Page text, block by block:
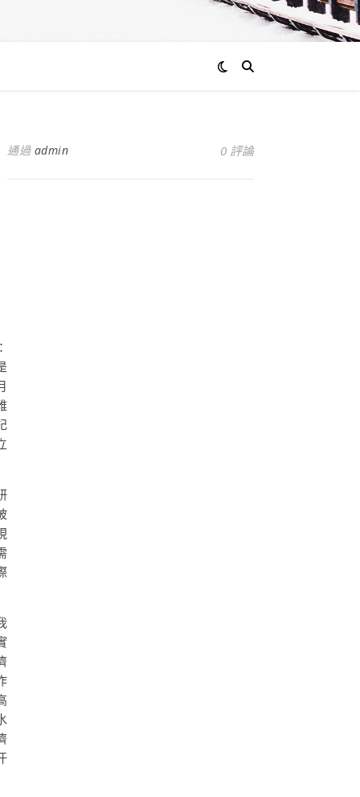
通過 admin 0 評論